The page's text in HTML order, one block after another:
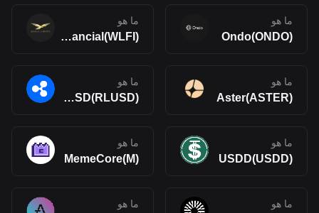
ما هو
Ondo(ONDO)
ما هو
World Liberty Financial(WLFI)
ما هو
Aster(ASTER)
ما هو
Ripple USD(RLUSD)
ما هو
USDD(USDD)
ما هو
MemeCore(M)
ما هو ما هو